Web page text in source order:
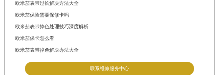
欧米茄表带过长解决方法大全
欧米茄保险需要保修卡吗
欧米茄表带掉色处理技巧深度解析
欧米茄保卡怎么看
欧米茄表带掉色解决办法大全
联系维修服务中心